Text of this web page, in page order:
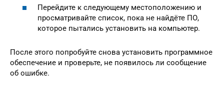
Перейдите к следующему местоположению и
просматривайте список, пока не найдёте ПО,
которое пытались установить на компьютер.
После этого попробуйте снова установить программное
обеспечение и проверьте, не появилось ли сообщение
об ошибке.